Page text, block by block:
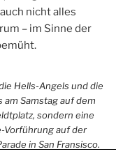
nicht alles
– im Sinne der